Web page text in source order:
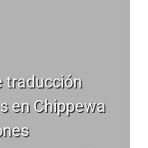
traducción
en Chippewa